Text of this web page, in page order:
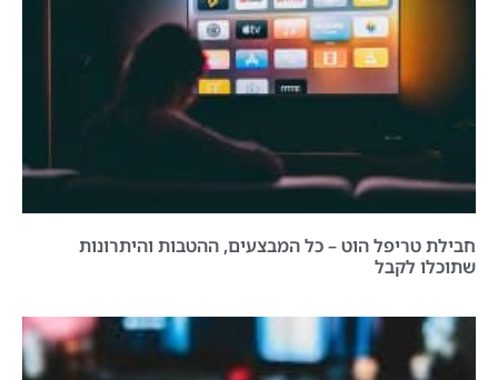
חבילת טריפל הוט – כל המבצעים, ההטבות והיתרונות
שתוכלו לקבל